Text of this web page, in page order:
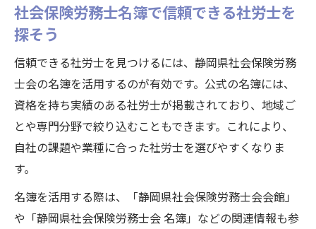
社会保険労務士名簿で信頼できる社労士を
探そう
信頼できる社労士を見つけるには、静岡県社会保険労務
士会の名簿を活用するのが有効です。公式の名簿には、
資格を持ち実績のある社労士が掲載されており、地域ご
とや専門分野で絞り込むこともできます。これにより、
自社の課題や業種に合った社労士を選びやすくなりま
す。
名簿を活用する際は、「静岡県社会保険労務士会会館」
や「静岡県社会保険労務士会 名簿」などの関連情報も参